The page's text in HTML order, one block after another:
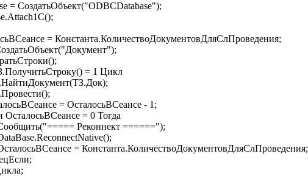
= СоздатьОбъект("ODBCDatabase");
= Константа.КоличествоДокументовДляСлПроведения;
= 1 Цикл
= ОсталосьВСеансе - 1;
= 0 Тогда
Реконнект ======");
= Константа.КоличествоДокументовДляСлПроведения;